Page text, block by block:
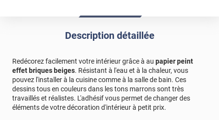
Description détaillée
Redécorez facilement votre intérieur grâce à au papier peint
effet briques beiges. Résistant à l'eau et à la chaleur, vous
pouvez l'installer à la cuisine comme à la salle de bain. Ces
dessins tous en couleurs dans les tons marrons sont très
travaillés et réalistes. L'adhésif vous permet de changer des
éléments de votre décoration d'intérieur à petit prix.